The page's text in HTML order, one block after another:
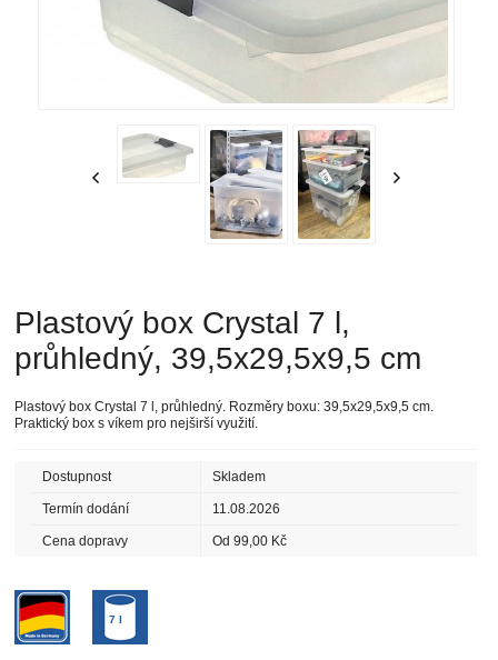
Plastový box Crystal 7 l,
průhledný, 39,5x29,5x9,5 cm
Plastový box Crystal 7 l, průhledný. Rozměry boxu: 39,5x29,5x9,5 cm.
Praktický box s víkem pro nejširší využití.
Dostupnost Skladem
Termín dodání 11.08.2026
Cena dopravy Od 99,00 Kč
7 l